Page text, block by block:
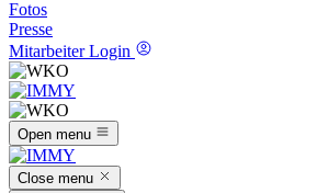
Fotos
Presse
Mitarbeiter Login
Open menu
Close menu